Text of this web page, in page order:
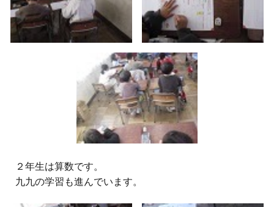
２年生は算数です。
九九の学習も進んでいます。